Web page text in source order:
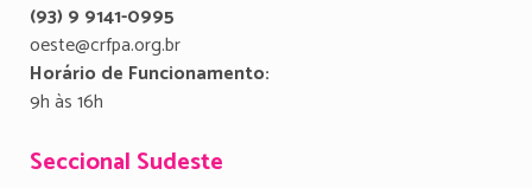
(93) 9 9141-0995
oeste@crfpa.org.br
Horário de Funcionamento:
9h às 16h
Seccional Sudeste